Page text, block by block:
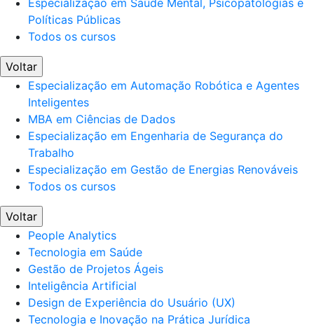
Especialização em Saúde Mental, Psicopatologias e
Políticas Públicas
Todos os cursos
Voltar
Especialização em Automação Robótica e Agentes
Inteligentes
MBA em Ciências de Dados
Especialização em Engenharia de Segurança do
Trabalho
Especialização em Gestão de Energias Renováveis
Todos os cursos
Voltar
People Analytics
Tecnologia em Saúde
Gestão de Projetos Ágeis
Inteligência Artificial
Design de Experiência do Usuário (UX)
Tecnologia e Inovação na Prática Jurídica